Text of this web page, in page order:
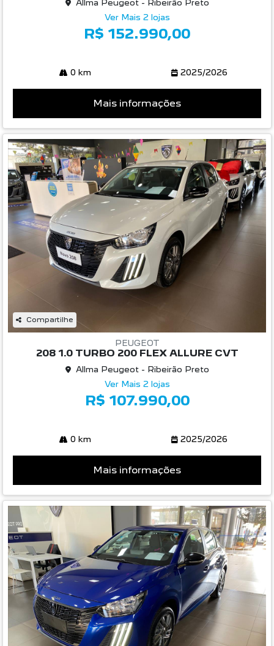
Allma Peugeot - Ribeirão Preto
Ver Mais 2 lojas
R$ 152.990,00
0 km 2025/2026
Mais informações
Compartilhe
PEUGEOT
208 1.0 TURBO 200 FLEX ALLURE CVT
Allma Peugeot - Ribeirão Preto
Ver Mais 2 lojas
R$ 107.990,00
0 km 2025/2026
Mais informações